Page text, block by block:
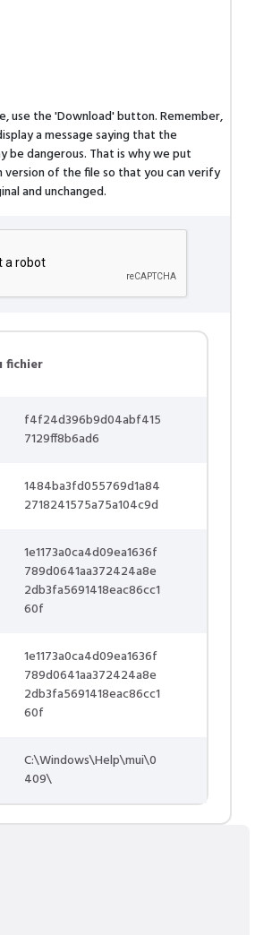
use the 'Download' button. Remember,
a message saying that the
be dangerous. That is why we put
version of the file so that you can verify
and unchanged.
fichier
f4f24d396b9d04abf415
7129ff8b6ad6
1484ba3fd055769d1a84
2718241575a75a104c9d
1e1173a0ca4d09ea1636f
789d0641aa372424a8e
2db3fa5691418eac86cc1
60f
1e1173a0ca4d09ea1636f
789d0641aa372424a8e
2db3fa5691418eac86cc1
60f
C:\Windows\Help\mui\0
409\